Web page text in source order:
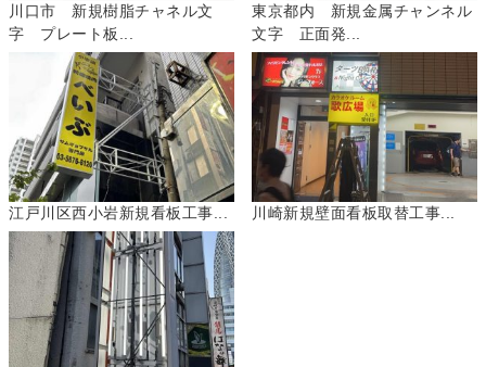
川口市 新規樹脂チャネル文
字 プレート板...
東京都内 新規金属チャンネル
文字 正面発...
江戸川区西小岩新規看板工事... 川崎新規壁面看板取替工事...